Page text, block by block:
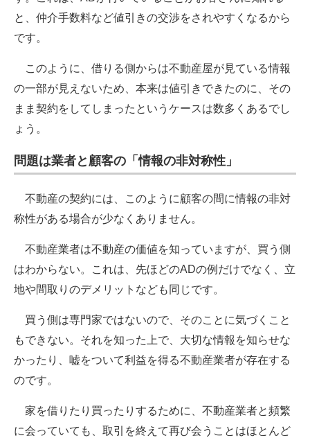
と、仲介手数料など値引きの交渉をされやすくなるから
です。
このように、借りる側からは不動産屋が見ている情報
の一部が見えないため、本来は値引きできたのに、その
まま契約をしてしまったというケースは数多くあるでし
ょう。
問題は業者と顧客の「情報の非対称性」
不動産の契約には、このように顧客の間に情報の非対
称性がある場合が少なくありません。
不動産業者は不動産の価値を知っていますが、買う側
はわからない。これは、先ほどのADの例だけでなく、立
地や間取りのデメリットなども同じです。
買う側は専門家ではないので、そのことに気づくこと
もできない。それを知った上で、大切な情報を知らせな
かったり、嘘をついて利益を得る不動産業者が存在する
のです。
家を借りたり買ったりするために、不動産業者と頻繁
に会っていても、取引を終えて再び会うことはほとんど